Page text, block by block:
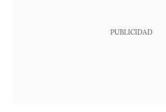
PUBLICIDAD